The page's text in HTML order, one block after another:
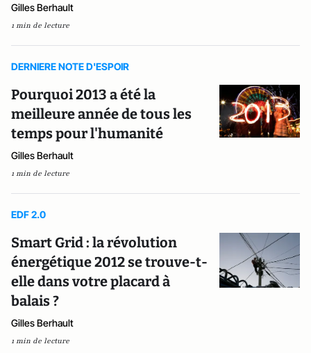
Gilles Berhault
1 min de lecture
DERNIERE NOTE D'ESPOIR
Pourquoi 2013 a été la
meilleure année de tous les
temps pour l'humanité
Gilles Berhault
1 min de lecture
EDF 2.0
Smart Grid : la révolution
énergétique 2012 se trouve-t-
elle dans votre placard à
balais ?
Gilles Berhault
1 min de lecture